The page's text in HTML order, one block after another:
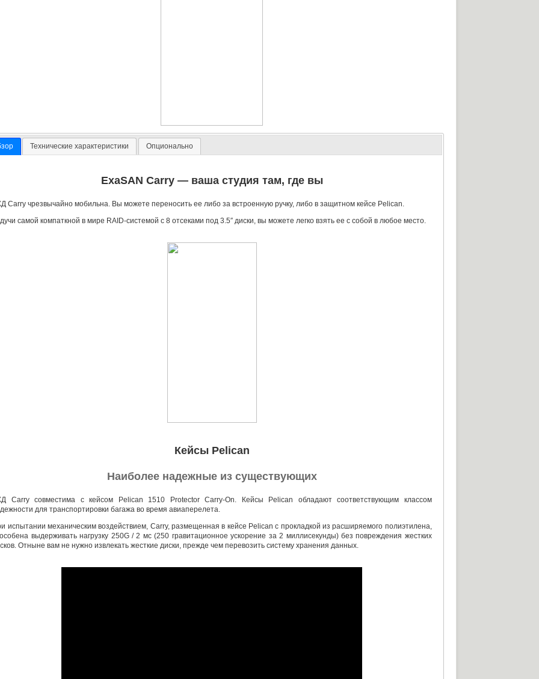
Технические характеристики Опционально
ExaSAN Carry — ваша студия там, где вы
Carry чрезвычайно мобильна. Вы можете переносить ее либо за встроенную ручку, либо в защитном кейсе Pelican.
самой компаткной в мире RAID-системой с 8 отсеками под 3.5″ диски вы можете легко взять ее с собой в любое место.
Кейсы Pelican
Наиболее надежные из существующих
Carry совместима с кейсом Pelican 1510 ProtectorCarry-On . Кейсы Pelican обладают соответствующим классом
для транспортировки багажа во время авиаперелета.
испытании механическим воздействием Carry, размещенная в кейсе Pelican с прокладкой из расширяемого полиэтилена
выдерживать нагрузку 250G / 2 мс (250 гравитационное ускорение за 2 миллисекунды) без повреждения жестких
Отныне вам не нужно извлекать жесткие диски прежде чем перевозить систему хранения данных.